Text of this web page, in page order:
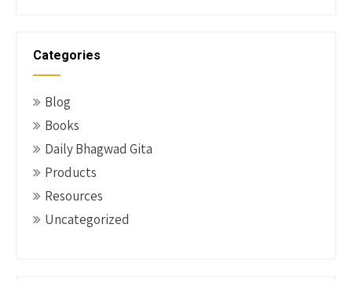
Categories
Blog
Books
Daily Bhagwad Gita
Products
Resources
Uncategorized